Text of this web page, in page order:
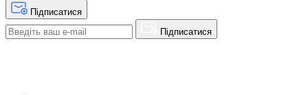
Підписатися
Підписатися